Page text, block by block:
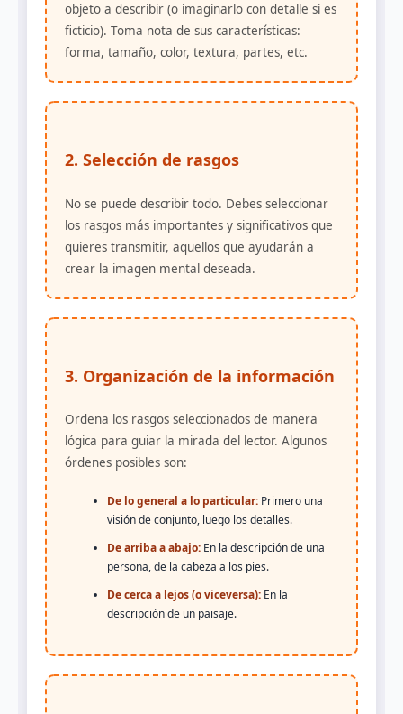
objeto a describir (o imaginarlo con detalle si es
ficticio). Toma nota de sus características:
forma, tamaño, color, textura, partes, etc.
2. Selección de rasgos
No se puede describir todo. Debes seleccionar
los rasgos más importantes y significativos que
quieres transmitir, aquellos que ayudarán a
crear la imagen mental deseada.
3. Organización de la información
Ordena los rasgos seleccionados de manera
lógica para guiar la mirada del lector. Algunos
órdenes posibles son:
De lo general a lo particular: Primero una
visión de conjunto, luego los detalles.
De arriba a abajo: En la descripción de una
persona, de la cabeza a los pies.
De cerca a lejos (o viceversa): En la
descripción de un paisaje.